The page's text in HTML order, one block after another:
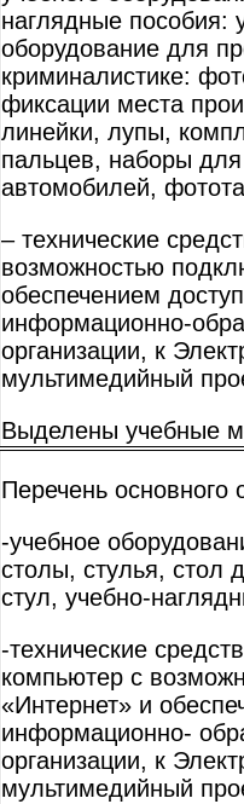
наглядные пособия:
оборудование для
криминалистике:
фиксации места
линейки, лупы,
пальцев, наборы
автомобилей,
– технические
возможностью
обеспечением
информационно-
организации, к
мультимедийный
Выделены учебные
Перечень основного
-учебное
столы, стулья, стол
стул, учебно-
-технические
компьютер с
«Интернет» и
информационно-
организации, к
мультимедийный